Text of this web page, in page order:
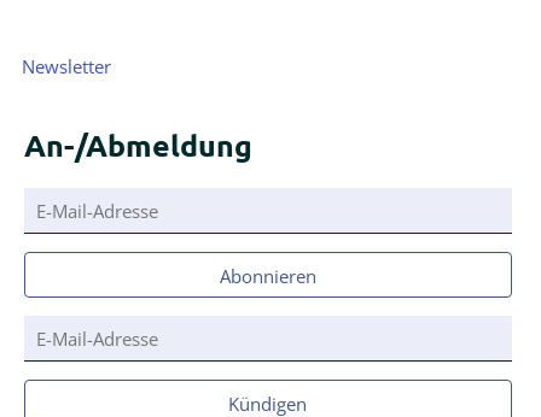
Navigation
Newsletter
An-/Abmeldung
E-
Mail-
Adresse
Abonnieren
E-
Mail-
Adresse
Kündigen